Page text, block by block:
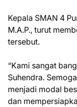
Kepala SMAN 4
M.A.P., turut
tersebut.
“Kami sangat
Suhendra.
menjadi modal
dan